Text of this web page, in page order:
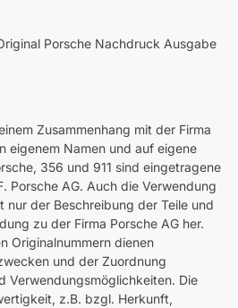
Porsche Nachdruck Ausgabe
Zusammenhang mit der Firma
eigenem Namen und auf eigene
356 und 911 sind eingetragene
Porsche AG. Auch die Verwendung
nur der Beschreibung der Teile und
zu der Firma Porsche AG her.
Originalnummern dienen
und der Zuordnung
Verwendungsmöglichkeiten. Die
z.B. bzgl. Herkunft,